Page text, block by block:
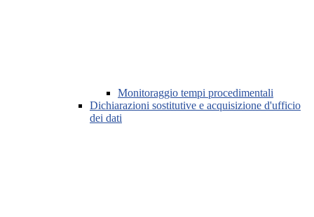
Monitoraggio tempi procedimentali
Dichiarazioni sostitutive e acquisizione d'ufficio
dei dati